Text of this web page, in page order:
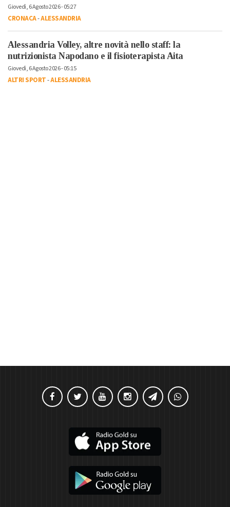
Giovedì, 6 Agosto 2026 - 05:27
CRONACA-ALESSANDRIA
Alessandria Volley, altre novità nello staff: la
nutrizionista Napodano e il fisioterapista Aita
Giovedì, 6 Agosto 2026 - 05:15
ALTRI SPORT-ALESSANDRIA